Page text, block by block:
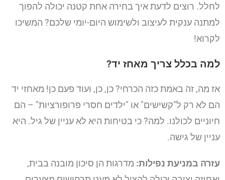
לחלל. רוצים לדעת איך בחירה אחת קטנה יכולה להפוך
למתנה ענקית לעיצוב ולשימוש היום-יומי שלכם? המשיכו
לקרוא!
למה בכלל צריך מאחז יד?
אז מה, זה באמת כזה הכרחי? כן, כן, ועוד פעם כן! מאחזי יד
הם לא רק ל"קשישים" או "ילדים חסרי פרופורציות" – הם
חיוניים לכולנו. למה? כי בטיחות היא לא עניין של גיל. היא
עניין של גישה.
עזרה במניעת נפילות: מדרגות הן סיכון מובנה בבית,